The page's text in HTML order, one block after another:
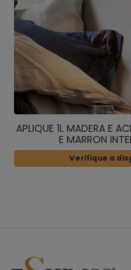
APLIQUE 1L MADERA E
E MARRON
Verifique a